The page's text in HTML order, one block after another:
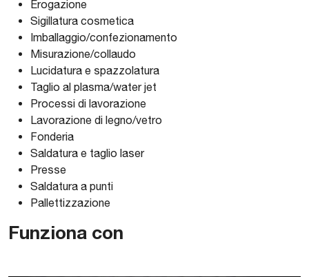
Erogazione
Sigillatura cosmetica
Imballaggio/confezionamento
Misurazione/collaudo
Lucidatura e spazzolatura
Taglio al plasma/water jet
Processi di lavorazione
Lavorazione di legno/vetro
Fonderia
Saldatura e taglio laser
Presse
Saldatura a punti
Pallettizzazione
Funziona con